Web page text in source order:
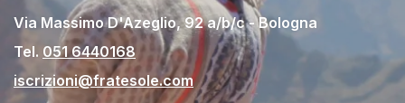
Via Massimo D'Azeglio, 92 a/b/c - Bologna
Tel. 051 6440168
iscrizioni@fratesole.com